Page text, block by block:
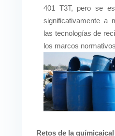
401 T3T, pero se
significativamente a
las tecnologías de
los marcos
Retos de la química